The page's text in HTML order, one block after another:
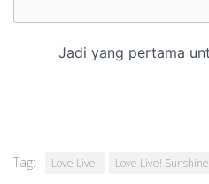
Tag: Love Live! Love Live! Sunshine